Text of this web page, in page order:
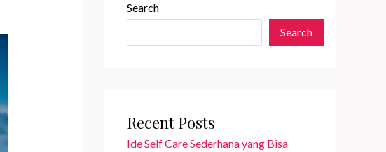
Search
Search
Recent Posts
Ide Self Care Sederhana yang Bisa